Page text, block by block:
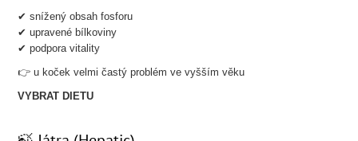
✔ snížený obsah fosforu
✔ upravené bílkoviny
✔ podpora vitality
👉 u koček velmi častý problém ve vyšším věku
VYBRAT DIETU